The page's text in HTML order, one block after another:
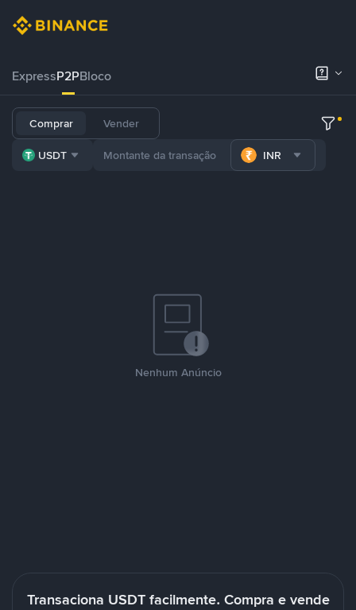
ExpressP2PBloco
Comprar Vender
USDT INR
Nenhum Anúncio
Transaciona USDT facilmente. Compra e vende